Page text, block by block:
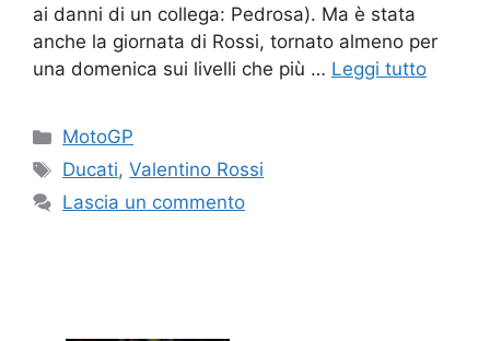
ai danni di un collega: Pedrosa). Ma è stata
anche la giornata di Rossi, tornato almeno per
una domenica sui livelli che più … Leggi tutto
Categorie
MotoGP
Tag
Ducati,Valentino Rossi
Lascia un commento